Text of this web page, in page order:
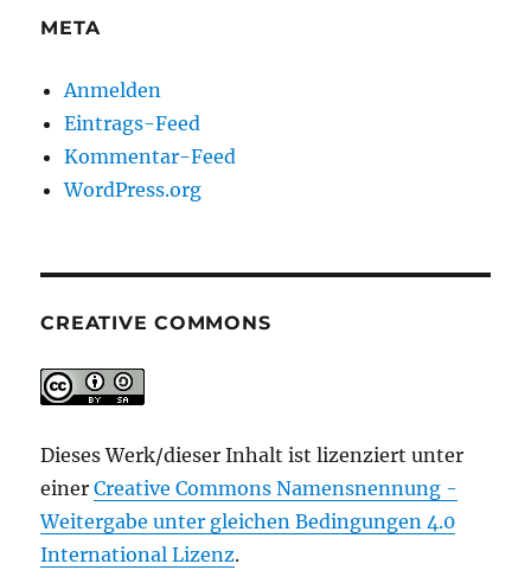
META
Anmelden
Eintrags-Feed
Kommentar-Feed
WordPress.org
CREATIVE COMMONS
Dieses Werk/dieser Inhalt ist lizenziert unter
einerCreative Commons Namensnennung -
Weitergabe unter gleichen Bedingungen 4.0
International Lizenz.